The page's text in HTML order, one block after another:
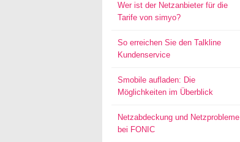
Wer ist der Netzanbieter für die
Tarife von simyo?
So erreichen Sie den Talkline
Kundenservice
Smobile aufladen: Die
Möglichkeiten im Überblick
Netzabdeckung und Netzprobleme
bei FONIC